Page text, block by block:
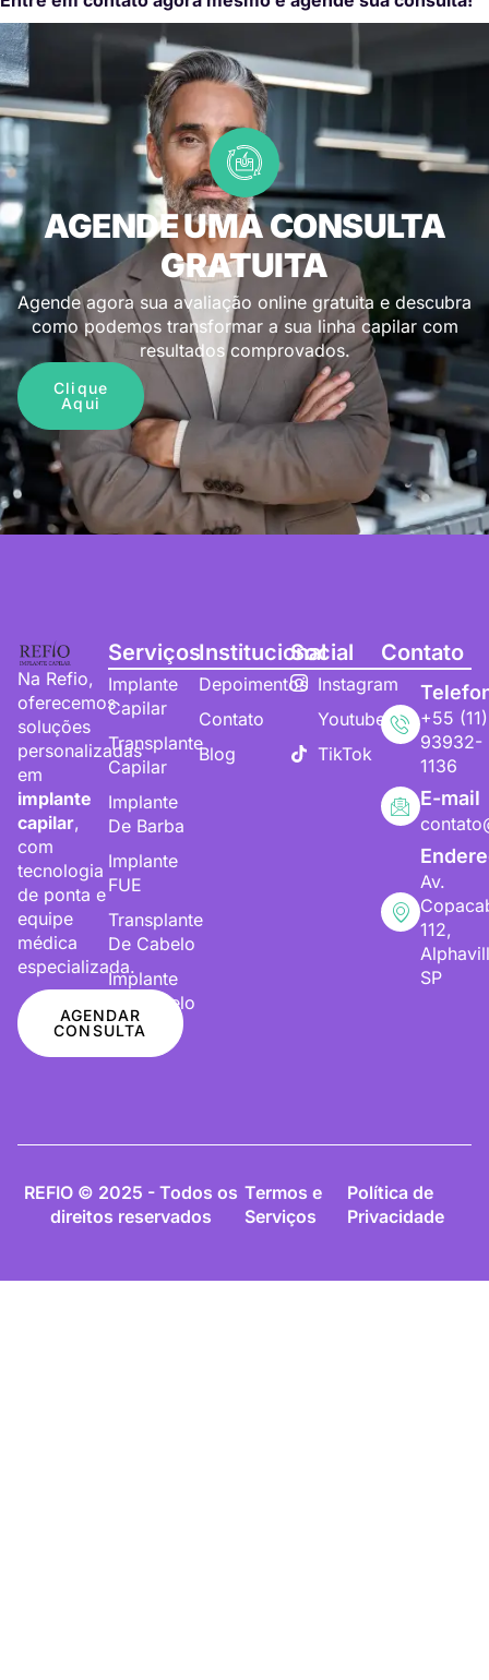
AGENDE UMA CONSULTA
GRATUITA
Agende agora sua avaliação online gratuita e descubra
como podemos transformar a sua linha capilar com
resultados comprovados.
Clique
Aqui
Na Refio,
oferecemos
soluções
personalizadas
em
implante
capilar,
com
tecnologia
de ponta e
equipe
médica
especializada.
AGENDAR
CONSULTA
Serviços
Implante
Capilar
Transplante
Capilar
Implante
De Barba
Implante
FUE
Transplante
De Cabelo
Implante
De Cabelo
Institucional
Depoimentos
Contato
Blog
Social
Instagram
Youtube
TikTok
Contato
+55 (11)
93932-
1136
E-mail
Av.
112,
SP
REFIO © 2025 - Todos os
direitos reservados
Termos e
Serviços
Política de
Privacidade